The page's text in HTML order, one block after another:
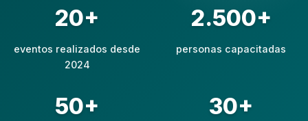
20+
eventos realizados desde
2024
2.500+
personas capacitadas
50+ 30+